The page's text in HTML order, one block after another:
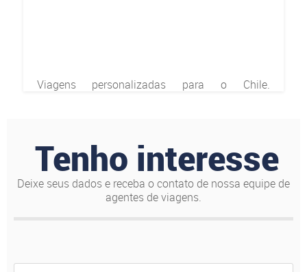
Viagens personalizadas para o Chile.
Valores sob consulta. VEJA MAIS
Tenho interesse
Deixe seus dados e receba o contato de nossa equipe de
agentes de viagens.